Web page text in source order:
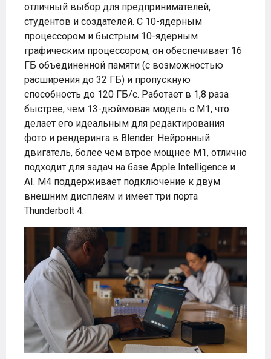
отличный выбор для предпринимателей,
студентов и создателей. С 10-ядерным
процессором и быстрым 10-ядерным
графическим процессором, он обеспечивает 16
ГБ объединенной памяти (с возможностью
расширения до 32 ГБ) и пропускную
способность до 120 ГБ/с. Работает в 1,8 раза
быстрее, чем 13-дюймовая модель с M1, что
делает его идеальным для редактирования
фото и рендеринга в Blender. Нейронный
двигатель, более чем втрое мощнее M1, отлично
подходит для задач на базе Apple Intelligence и
AI. M4 поддерживает подключение к двум
внешним дисплеям и имеет три порта
Thunderbolt 4.